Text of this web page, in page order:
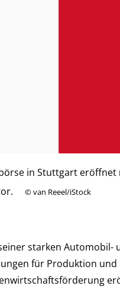
in Stuttgart eröffnet
©van Reeel/iStock
starken
für Produktion